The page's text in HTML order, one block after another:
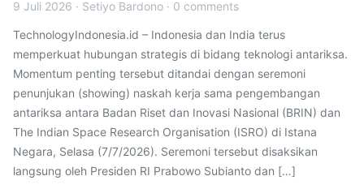
9 Juli 2026 · Setiyo Bardono · 0 comments
TechnologyIndonesia.id – Indonesia dan India terus
memperkuat hubungan strategis di bidang teknologi antariksa.
Momentum penting tersebut ditandai dengan seremoni
penunjukan (showing) naskah kerja sama pengembangan
antariksa antara Badan Riset dan Inovasi Nasional (BRIN) dan
The Indian Space Research Organisation (ISRO) di Istana
Negara, Selasa (7/7/2026). Seremoni tersebut disaksikan
langsung oleh Presiden RI Prabowo Subianto dan […]